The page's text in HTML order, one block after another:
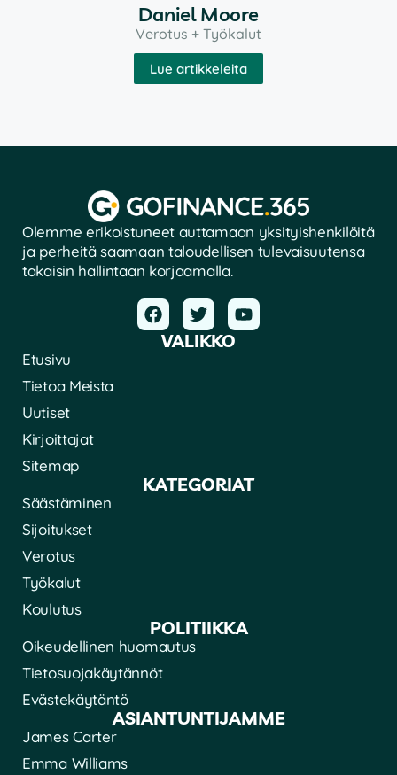
Daniel Moore
Verotus + Työkalut
Lue artikkeleita
Olemme erikoistuneet auttamaan yksityishenkilöitä
ja perheitä saamaan taloudellisen tulevaisuutensa
takaisin hallintaan korjaamalla.
VALIKKO
Etusivu
Tietoa Meista
Uutiset
Kirjoittajat
Sitemap
KATEGORIAT
Säästäminen
Sijoitukset
Verotus
Työkalut
Koulutus
POLITIIKKA
Oikeudellinen huomautus
Tietosuojakäytännöt
Evästekäytäntö
ASIANTUNTIJAMME
James Carter
Emma Williams